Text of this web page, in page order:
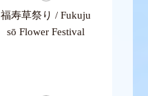
福寿草祭り / Fukuju
sō Flower Festival